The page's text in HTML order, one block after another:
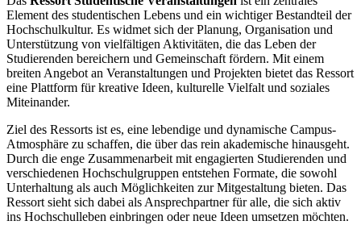
Element des studentischen Lebens und ein wichtiger Bestandteil der
Hochschulkultur. Es widmet sich der Planung, Organisation und
Unterstützung von vielfältigen Aktivitäten, die das Leben der
Studierenden bereichern und Gemeinschaft fördern. Mit einem
breiten Angebot an Veranstaltungen und Projekten bietet das Ressort
eine Plattform für kreative Ideen, kulturelle Vielfalt und soziales
Miteinander.
Ziel des Ressorts ist es, eine lebendige und dynamische Campus-
Atmosphäre zu schaffen, die über das rein akademische hinausgeht.
Durch die enge Zusammenarbeit mit engagierten Studierenden und
verschiedenen Hochschulgruppen entstehen Formate, die sowohl
Unterhaltung als auch Möglichkeiten zur Mitgestaltung bieten. Das
Ressort sieht sich dabei als Ansprechpartner für alle, die sich aktiv
ins Hochschulleben einbringen oder neue Ideen umsetzen möchten.